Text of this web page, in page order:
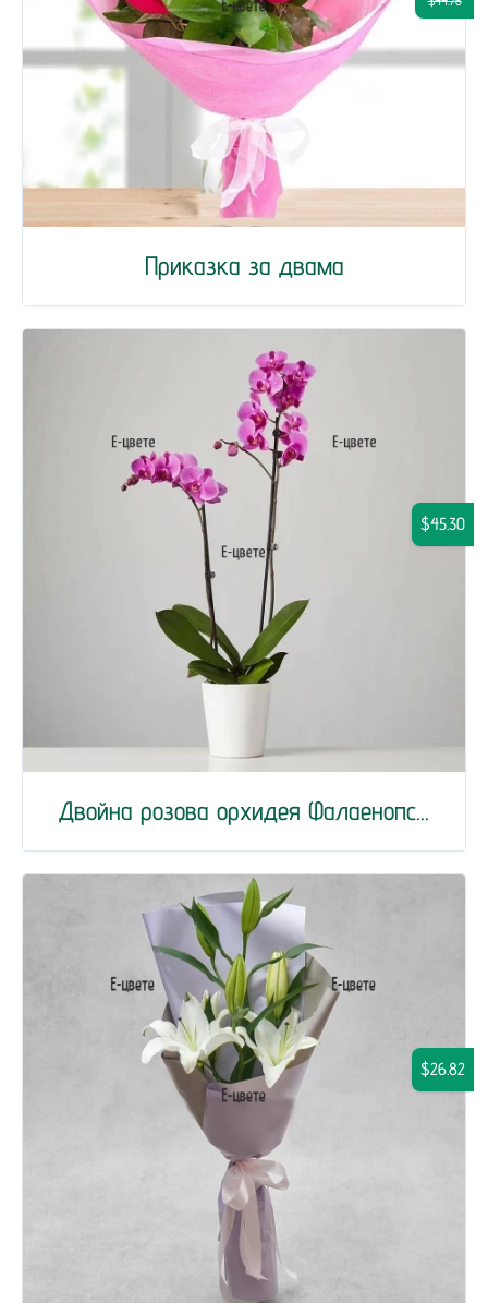
Приказка за двама
Двойна розова орхидея Фалаенопс...
$45.30
$26.82